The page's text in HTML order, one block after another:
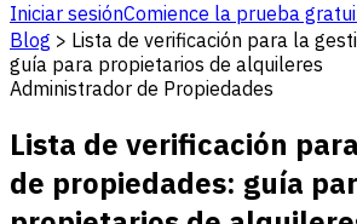
Iniciar sesiónComience la prueba
Blog > Lista de verificación para la
guía para propietarios de alquileres
Administrador de Propiedades
Lista de verificación
de propiedades: guía